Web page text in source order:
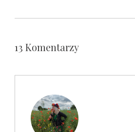
13 Komentarzy